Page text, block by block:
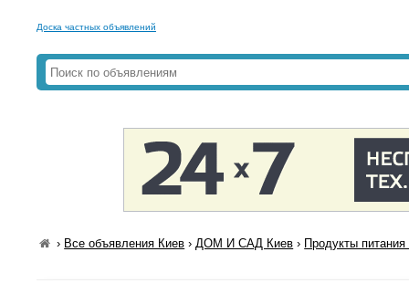
Доска частных объявлений
› Все объявления Киев ›ДОМ И САД Киев › Продукты